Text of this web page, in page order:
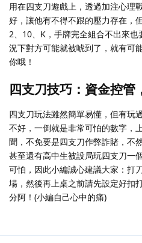
用在四支刀遊戲上，透過加注心理
好，讓他有不得不跟的壓力存在，
2、10、K，手牌完全組合不出來
況下對方可能就被唬到了，就有可
你哦！
四支刀技巧：資金控管
四支刀玩法雖然簡單易懂，但有玩
不好，一倒就是非常可怕的數字，
聞，不免要是四支刀作弊詐賭，不
甚至還有高中生被設局玩四支刀一
可怕，因此小編誠心建議大家：打
場，然後再上桌之前請先設定好扣
分阿！(小編自己心中的痛)